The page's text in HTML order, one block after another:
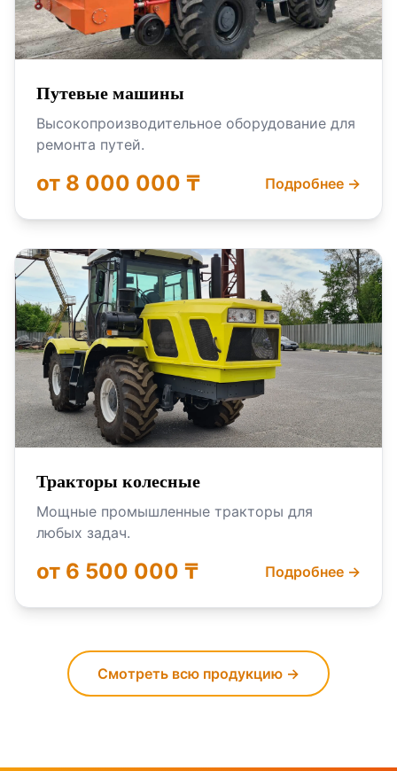
Путевые машины
Высокопроизводительное оборудование для
ремонта путей.
от 8 000 000 ₸ Подробнее →
Тракторы колесные
Мощные промышленные тракторы для
любых задач.
от 6 500 000 ₸ Подробнее →
Смотреть всю продукцию →